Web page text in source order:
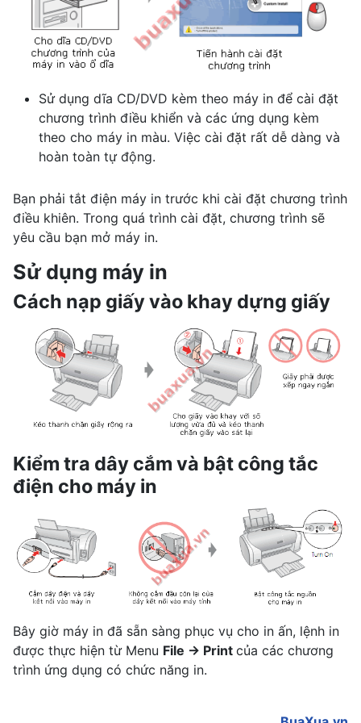
Sử dụng dĩa CD/DVD kèm theo máy in để cài đặt
chương trình điều khiển và các ứng dụng kèm
theo cho máy in màu. Việc cài đặt rất dễ dàng và
hoàn toàn tự động.
Bạn phải tắt điện máy in trước khi cài đặt chương trình
điều khiên. Trong quá trình cài đặt, chương trình sẽ
yêu cầu bạn mở máy in.
Sử dụng máy in
Cách nạp giấy vào khay dựng giấy
Kiểm tra dây cắm và bật công tắc
điện cho máy in
Bây giờ máy in đã sẵn sàng phục vụ cho in ấn, lệnh in
được thực hiện từ Menu File -> Print của các chương
trình ứng dụng có chức năng in.